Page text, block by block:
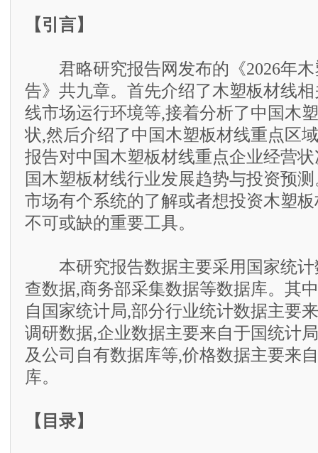
【引言】
君略研究报告网发布的《2026年木
告》共九章。首先介绍了木塑板材线
线市场运行环境等,接着分析了中国木
状,然后介绍了中国木塑板材线重点区
报告对中国木塑板材线重点企业经营
国木塑板材线行业发展趋势与投资预
市场有个系统的了解或者想投资木塑
不可或缺的重要工具。
本研究报告数据主要采用国家统计
查数据,商务部采集数据等数据库。其
自国家统计局,部分行业统计数据主要
调研数据,企业数据主要来自于国统计
及公司自有数据库等,价格数据主要来
库。
【目录】